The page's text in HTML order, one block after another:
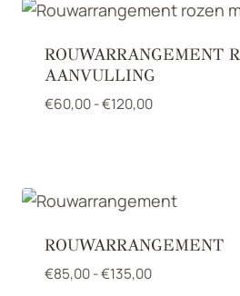
ROUWARRANGEMENT
AANVULLING
€60,00-€120,00Prijsklasse:
ROUWARRANGEMENT
€85,00-€135,00Prijsklasse: